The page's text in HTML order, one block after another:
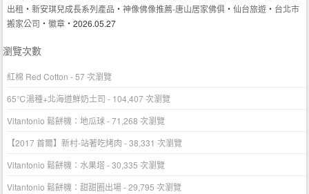
出租 ‧新安琪兒成長系列產品 ‧神像佛像推薦-唐山居家佛俱 ‧仙台旅遊 ‧ 台北市
搬家公司 ‧徽章 ‧2026.05.27
瀏覽次數
紅棉 Red Cotton - 57 次瀏覽
65℃湯種+北海道鮮奶土司 - 104,407 次瀏覽
Vitantonio 鬆餅機：地瓜球- 71,268 次瀏覽
【2017 首爾】新村-站著吃烤肉 - 38,331 次瀏覽
Vitantonio 鬆餅機：水果塔- 30,335 次瀏覽
Vitantonio 鬆餅機：甜甜圈出場- 29,795 次瀏覽